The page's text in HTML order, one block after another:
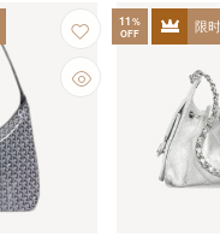
11%
OFF
限